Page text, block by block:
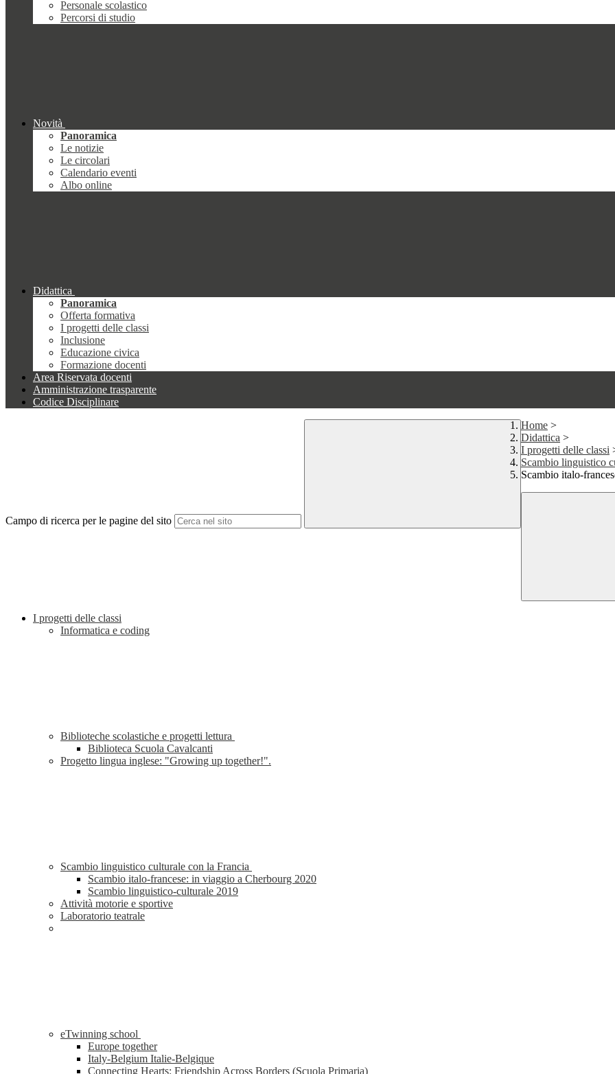
Personale scolastico
Percorsi di studio
Novità
Panoramica
Le notizie
Le circolari
Calendario eventi
Albo online
Didattica
Panoramica
Offerta formativa
I progetti delle classi
Inclusione
Educazione civica
Formazione docenti
Area Riservata docenti
Amministrazione trasparente
Codice Disciplinare
Campo di ricerca per le pagine del sito
Home >
Didattica >
I progetti delle classi
Scambio linguistico
Scambio italo-
I progetti delle classi
Informatica e coding
Biblioteche scolastiche e progetti lettura
Biblioteca Scuola Cavalcanti
Progetto lingua inglese: "Growing up together!".
Scambio linguistico culturale con la Francia
Scambio italo-francese: in viaggio a Cherbourg 2020
Scambio linguistico-culturale 2019
Attività motorie e sportive
Laboratorio teatrale
eTwinning school
Europe together
Italy-Belgium Italie-Belgique
Connecting Hearts: Friendship Across Borders (Scuola Primaria)